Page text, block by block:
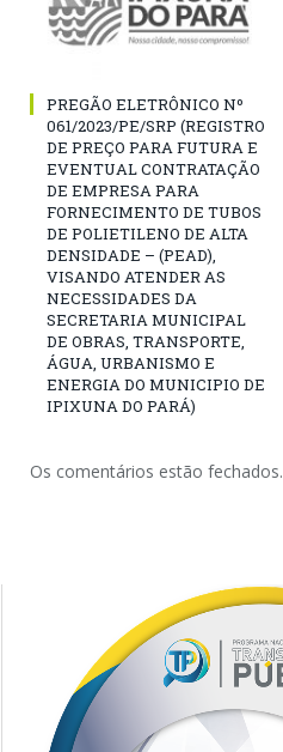
PREGÃO ELETRÔNICO Nº
061/2023/PE/SRP (REGISTRO
DE PREÇO PARA FUTURA E
EVENTUAL CONTRATAÇÃO
DE EMPRESA PARA
FORNECIMENTO DE TUBOS
DE POLIETILENO DE ALTA
DENSIDADE – (PEAD),
VISANDO ATENDER AS
NECESSIDADES DA
SECRETARIA MUNICIPAL
DE OBRAS, TRANSPORTE,
ÁGUA, URBANISMO E
ENERGIA DO MUNICIPIO DE
IPIXUNA DO PARÁ)
Os comentários estão fechados.